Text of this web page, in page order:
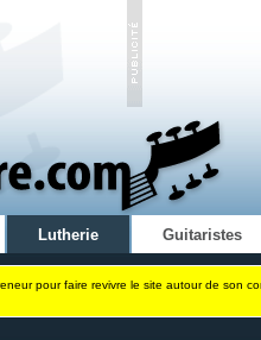
Lutherie Guitaristes
pour faire revivre le site autour de son